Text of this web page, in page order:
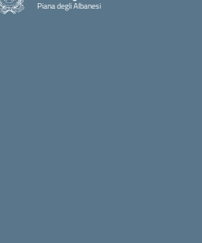
Piana degli Albanesi